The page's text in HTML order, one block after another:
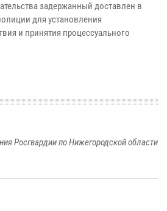
задержанный доставлен в
для установления
и принятия процессуального
Росгвардии по Нижегородской области